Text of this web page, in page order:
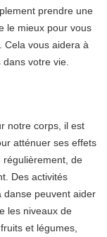
prendre une
le mieux pour vous
Cela vous aidera à
votre vie.
notre corps, il est
atténuer ses effets
régulièrement, de
Des activités
danse peuvent aider
les niveaux de
et légumes,